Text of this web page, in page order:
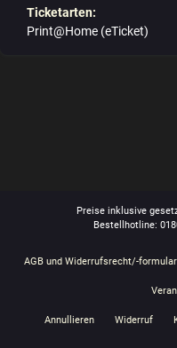
Ticketarten:
Print@Home (eTicket)
Preise inklusive
Bestellhotline:
AGB und Widerrufsrecht/-formular
Annullieren Widerruf